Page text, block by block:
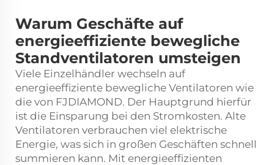
Warum Geschäfte auf
energieeffiziente bewegliche
Standventilatoren umsteigen
Viele Einzelhändler wechseln auf
energieeffiziente bewegliche Ventilatoren wie
die von FJDIAMOND. Der Hauptgrund hierfür
ist die Einsparung bei den Stromkosten. Alte
Ventilatoren verbrauchen viel elektrische
Energie, was sich in großen Geschäften schnell
summieren kann. Mit energieeffizienten